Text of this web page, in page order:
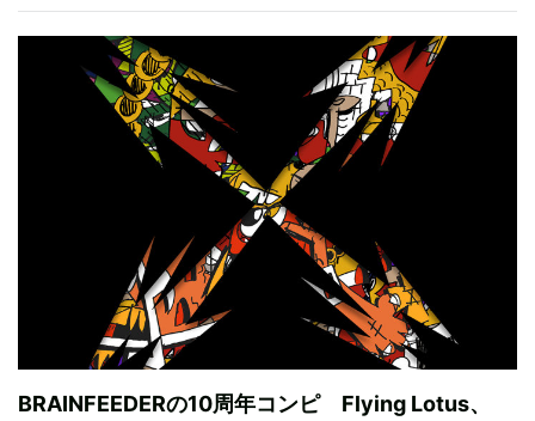
BRAINFEEDERの10周年コンピ Flying Lotus、